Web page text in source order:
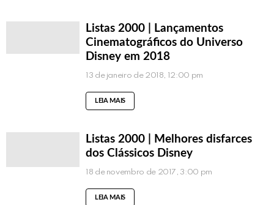
Listas 2000 | Lançamentos
Cinematográficos do Universo
Disney em 2018
13 de janeiro de 2018, 12:00 pm
LEIA MAIS
Listas 2000 | Melhores disfarces
dos Clássicos Disney
18 de novembro de 2017, 3:00 pm
LEIA MAIS